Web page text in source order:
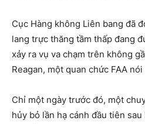
Cục Hàng không Liên bang đã
lang trực thăng tầm thấp đang
xảy ra vụ va chạm trên không
Reagan, một quan chức FAA nói
Chỉ một ngày trước đó, một
hủy bỏ lần hạ cánh đầu tiên